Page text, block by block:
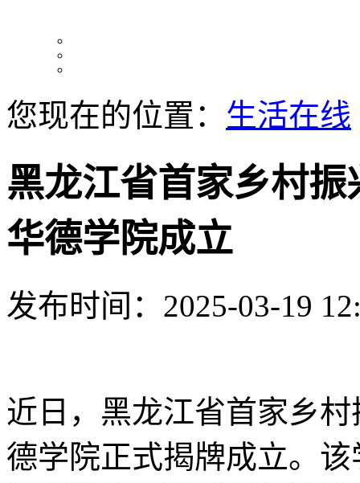
您现在的位置： 生活在线
黑龙江省首家乡村
华德学院成立
发布时间：2025-03-19
近日，黑龙江省首家乡
德学院正式揭牌成立。